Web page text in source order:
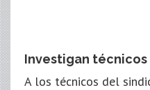
Investigan
A los técnicos del